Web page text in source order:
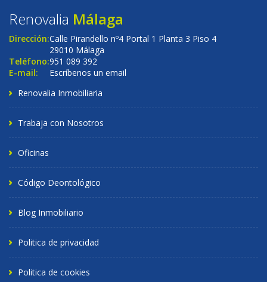
Renovalia Málaga
Dirección:Calle Pirandello nº4 Portal 1 Planta 3 Piso 4
29010 Málaga
Teléfono:951 089 392
E-mail:
Escríbenos un email
Renovalia Inmobiliaria
Trabaja con Nosotros
Oficinas
Código Deontológico
Blog Inmobiliario
Politica de privacidad
Politica de cookies